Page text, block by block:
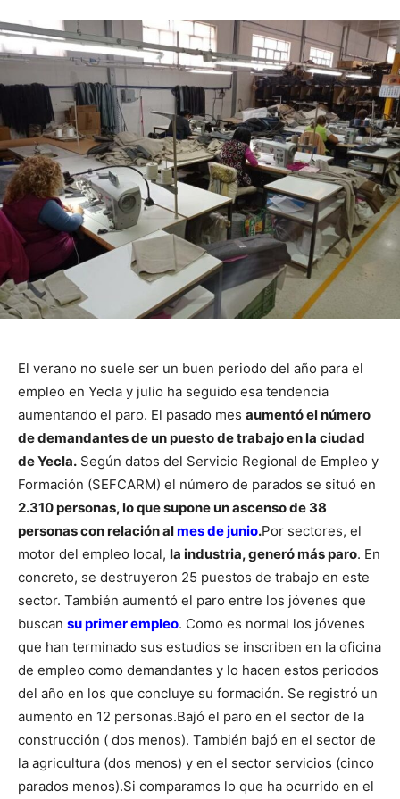
El verano no suele ser un buen periodo del año para el
empleo en Yecla y julio ha seguido esa tendencia
aumentando el paro. El pasado mes aumentó el número
de demandantes de un puesto de trabajo en la ciudad
de Yecla. Según datos del Servicio Regional de Empleo y
Formación (SEFCARM) el número de parados se situó en
2.310 personas, lo que supone un ascenso de 38
personas con relación almes de junio.Por sectores, el
motor del empleo local, la industria, generó más paro. En
concreto, se destruyeron 25 puestos de trabajo en este
sector. También aumentó el paro entre los jóvenes que
buscan su primer empleo. Como es normal los jóvenes
que han terminado sus estudios se inscriben en la oficina
de empleo como demandantes y lo hacen estos periodos
del año en los que concluye su formación. Se registró un
aumento en 12 personas.Bajó el paro en el sector de la
construcción ( dos menos). También bajó en el sector de
la agricultura (dos menos) y en el sector servicios (cinco
parados menos).Si comparamos lo que ha ocurrido en el